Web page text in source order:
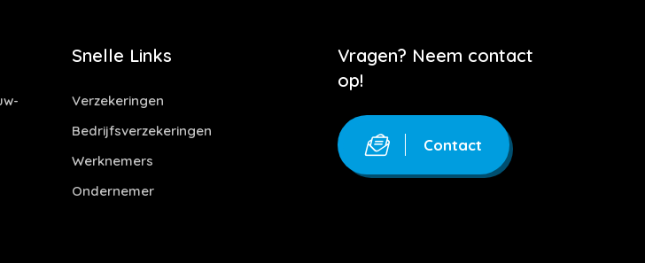
Snelle Links
Verzekeringen
Bedrijfsverzekeringen
Werknemers
Ondernemer
Vragen? Neem contact
op!
Contact